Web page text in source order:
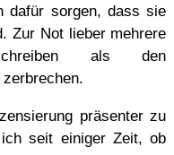
dafür sorgen, dass sie
Zur Not lieber mehrere
als den
präsenter zu
seit einiger Zeit, ob